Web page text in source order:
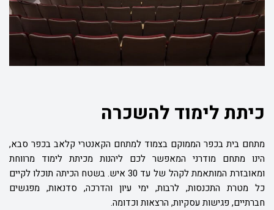
כיתת לימוד להשכרה
מתחם בית בכפר הממוקם בצמוד למתחם הקאנטרי קלאב בכפר סבא,
הינו מתחם מודרני המאפשר לכם ליהנות מכיתת לימוד מרווחת
ומאובזרת המותאמת לקהל של עד 30 איש
. בשטח הכיתה תוכלו לקיים
כל מטרת התכנסות, לרבות, ימי עיון והדרכה, סדנאות, מפגשים
חברתיים, פגישות עסקיות, הרצאות וכדומה.